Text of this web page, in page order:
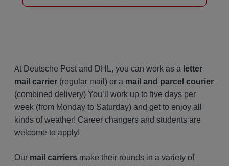
At Deutsche Post and DHL, you can work as a letter
mail carrier (regular mail) or a mail and parcel courier
(combined delivery) You’ll work up to five days per
week (from Monday to Saturday) and get to enjoy all
kinds of weather! Career changers and students are
welcome to apply!
Our mail carriers make their rounds in a variety of